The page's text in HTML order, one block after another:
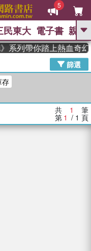
5
GO
高希均教授回憶錄
、 父親節 、 如果歷
、
數學女孩：黎曼猜想 、
民東大 電子書 親子
系列帶你踏上熱血奇幻
篩選
存
共 1 筆
第 1 / 1 頁